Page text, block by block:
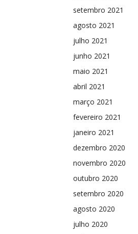
setembro 2021
agosto 2021
julho 2021
junho 2021
maio 2021
abril 2021
março 2021
fevereiro 2021
janeiro 2021
dezembro 2020
novembro 2020
outubro 2020
setembro 2020
agosto 2020
julho 2020